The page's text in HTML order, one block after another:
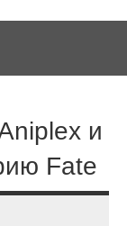
и
Fate